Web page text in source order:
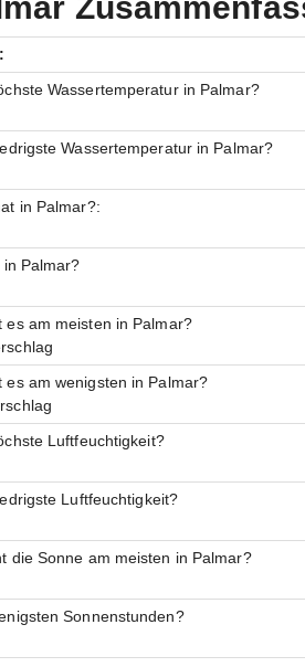
Wassertemperatur in Palmar?
Wassertemperatur in Palmar?
in Palmar?:
Palmar?
es am meisten in Palmar?
es am wenigsten in Palmar?
Luftfeuchtigkeit?
Luftfeuchtigkeit?
die Sonne am meisten in Palmar?
Sonnenstunden?